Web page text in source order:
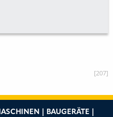
[207]
| BAUGERÄTE |